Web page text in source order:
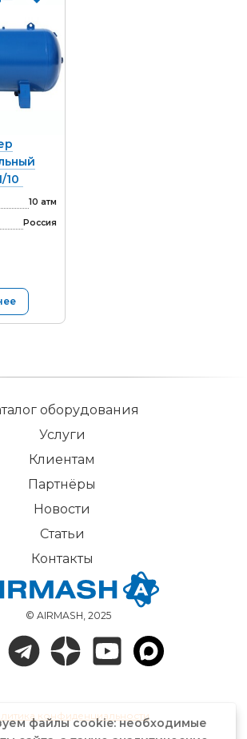
10
10 атм
Россия
© AIRMASH, 2025
оборудования
Услуги
Клиентам
Партнёры
Новости
Статьи
Контакты
конфиденциальности
файлы cookie: необходимые